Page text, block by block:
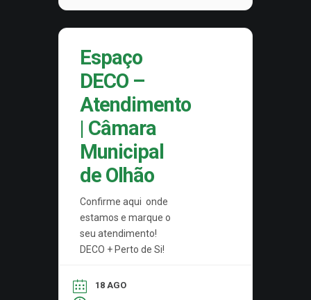
Espaço
DECO –
Atendimento
| Câmara
Municipal
de Olhão
Confirme aqui onde
estamos e marque o
seu atendimento!
DECO + Perto de Si!
18 AGO